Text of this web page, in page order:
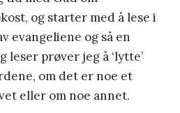
og starter med å lese i
evangeliene og så en
leser prøver jeg å ‘lytte’
om det er noe et
eller om noe annet.